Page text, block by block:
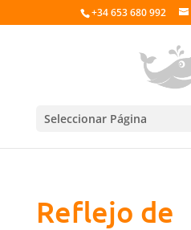
+34 653 680 992
Seleccionar Página
Reflejo de